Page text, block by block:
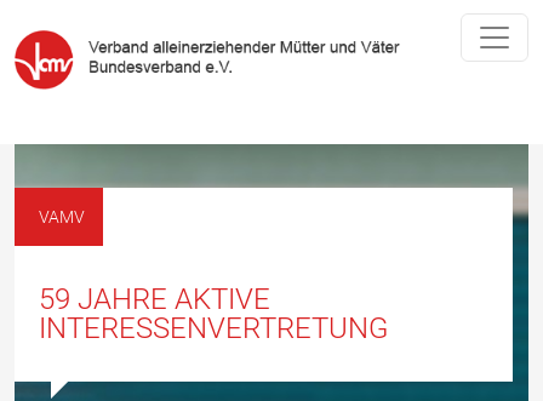
VAMV
59 JAHRE AKTIVE
INTERESSENVERTRETUNG